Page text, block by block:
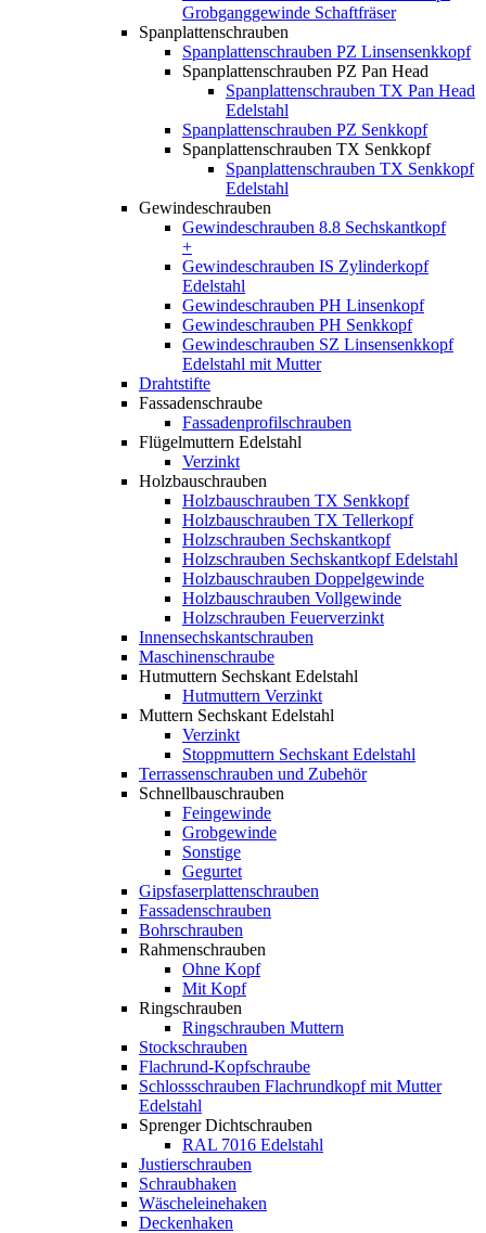
Grobganggewinde Schaftfräser
Spanplattenschrauben
Spanplattenschrauben PZ Linsensenkkopf
Spanplattenschrauben PZ Pan Head
Spanplattenschrauben TX Pan Head
Edelstahl
Spanplattenschrauben PZ Senkkopf
Spanplattenschrauben TX Senkkopf
Spanplattenschrauben TX Senkkopf
Edelstahl
Gewindeschrauben
Gewindeschrauben 8.8 Sechskantkopf
+
Gewindeschrauben IS Zylinderkopf
Edelstahl
Gewindeschrauben PH Linsenkopf
Gewindeschrauben PH Senkkopf
Gewindeschrauben SZ Linsensenkkopf
Edelstahl mit Mutter
Drahtstifte
Fassadenschraube
Fassadenprofilschrauben
Flügelmuttern Edelstahl
Verzinkt
Holzbauschrauben
Holzbauschrauben TX Senkkopf
Holzbauschrauben TX Tellerkopf
Holzschrauben Sechskantkopf
Holzschrauben Sechskantkopf Edelstahl
Holzbauschrauben Doppelgewinde
Holzbauschrauben Vollgewinde
Holzschrauben Feuerverzinkt
Innensechskantschrauben
Maschinenschraube
Hutmuttern Sechskant Edelstahl
Hutmuttern Verzinkt
Muttern Sechskant Edelstahl
Verzinkt
Stoppmuttern Sechskant Edelstahl
Terrassenschrauben und Zubehör
Schnellbauschrauben
Feingewinde
Grobgewinde
Sonstige
Gegurtet
Gipsfaserplattenschrauben
Fassadenschrauben
Bohrschrauben
Rahmenschrauben
Ohne Kopf
Mit Kopf
Ringschrauben
Ringschrauben Muttern
Stockschrauben
Flachrund-Kopfschraube
Schlossschrauben Flachrundkopf mit Mutter
Edelstahl
Sprenger Dichtschrauben
RAL 7016 Edelstahl
Justierschrauben
Schraubhaken
Wäscheleinehaken
Deckenhaken